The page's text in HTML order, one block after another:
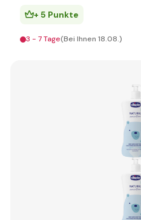
+ 5 Punkte
3 - 7 Tage(Bei Ihnen 18.08.)